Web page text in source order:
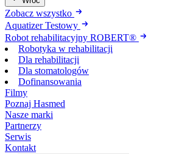
Zobacz wszystko
Aquatizer Testowy
Robot rehabilitacyjny ROBERT®
Robotyka w rehabilitacji
Dla rehabilitacji
Dla stomatologów
Dofinansowania
Filmy
Poznaj Hasmed
Nasze marki
Partnerzy
Serwis
Kontakt